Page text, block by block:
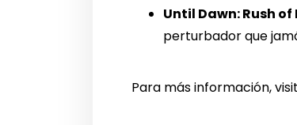
Until Dawn: Rush of
perturbador que
Para más información,